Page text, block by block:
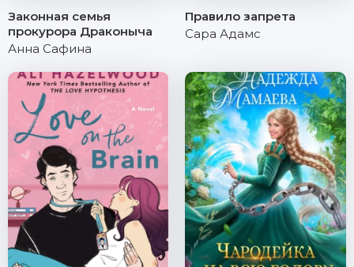
Законная семья
прокурора Драконыча
Анна Сафина
Правило запрета
Сара Адамс